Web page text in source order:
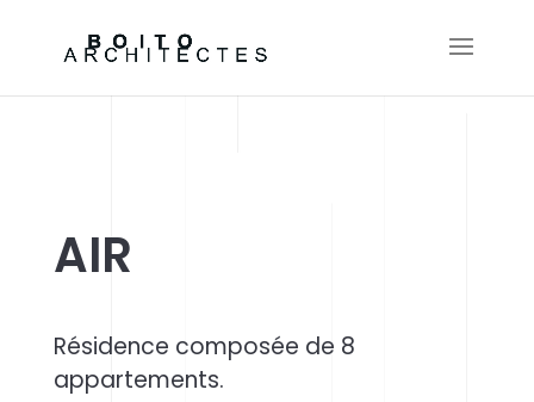
AIR
Résidence composée de 8
appartements.